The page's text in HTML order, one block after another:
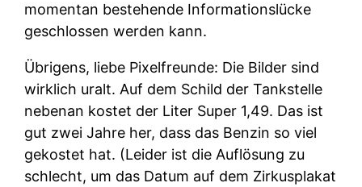
momentan bestehende Informationslücke
geschlossen werden kann.
Übrigens, liebe Pixelfreunde: Die Bilder sind
wirklich uralt. Auf dem Schild der Tankstelle
nebenan kostet der Liter Super 1,49. Das ist
gut zwei Jahre her, dass das Benzin so viel
gekostet hat. (Leider ist die Auflösung zu
schlecht, um das Datum auf dem Zirkusplakat